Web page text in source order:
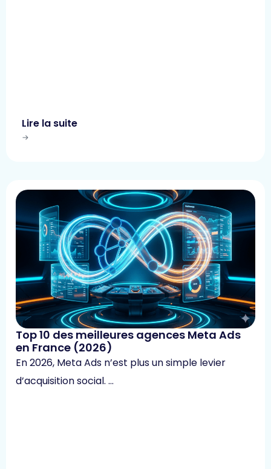
Lire la suite
Top 10 des meilleures agences Meta Ads
en France (2026)
En 2026, Meta Ads n’est plus un simple levier
d’acquisition social. …